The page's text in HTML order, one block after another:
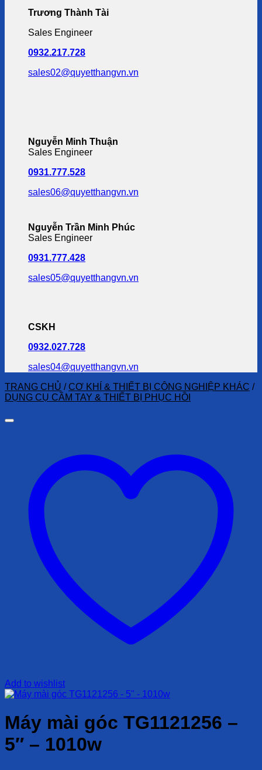
Trương Thành Tài
Sales Engineer
0932.217.728
sales02@quyetthangvn.vn
Nguyễn Minh Thuận
Sales Engineer
0931.777.528
sales06@quyetthangvn.vn
Nguyễn Trần Minh Phúc
Sales Engineer
0931.777.428
sales05@quyetthangvn.vn
CSKH
0932.027.728
sales04@quyetthangvn.vn
TRANG CHỦ / CƠ KHÍ & THIẾT BỊ CÔNG NGHIỆP KHÁC /
DỤNG CỤ CẦM TAY & THIẾT BỊ PHỤC HỒI
Add to wishlist
Máy mài góc TG1121256 –
5″ – 1010w